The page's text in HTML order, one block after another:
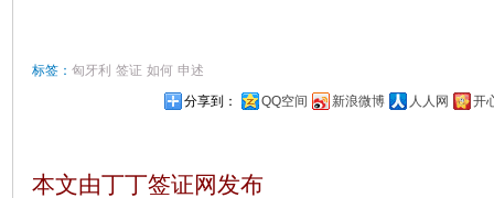
标签： 匈牙利 签证 如何 申述
分享到：
QQ空间 新浪微博 人人网 开
本文由丁丁签证网发布